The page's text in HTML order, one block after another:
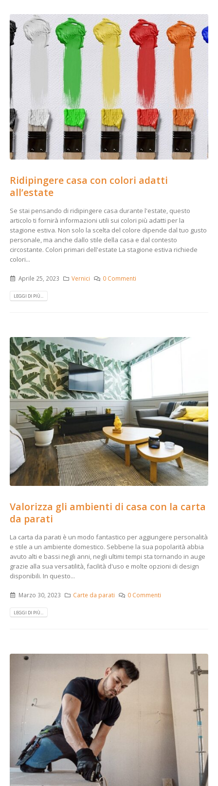
Ridipingere casa con colori adatti
all’estate
Se stai pensando di ridipingere casa durante l'estate, questo
articolo ti fornirà informazioni utili sui colori più adatti per la
stagione estiva. Non solo la scelta del colore dipende dal tuo gusto
personale, ma anche dallo stile della casa e dal contesto
circostante. Colori primari dell'estate La stagione estiva richiede
colori...
Aprile 25, 2023 Vernici 0 Commenti
LEGGI DI PIÙ...
Valorizza gli ambienti di casa con la carta
da parati
La carta da parati è un modo fantastico per aggiungere personalità
e stile a un ambiente domestico. Sebbene la sua popolarità abbia
avuto alti e bassi negli anni, negli ultimi tempi sta tornando in auge
grazie alla sua versatilità, facilità d'uso e molte opzioni di design
disponibili. In questo...
Marzo 30, 2023 Carte da parati 0 Commenti
LEGGI DI PIÙ...